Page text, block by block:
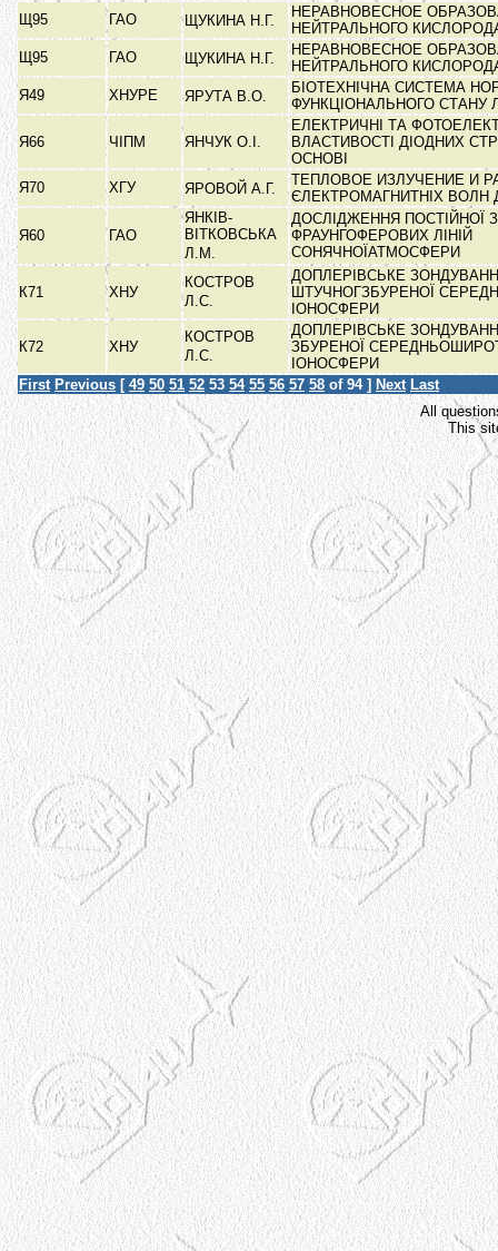
Щ95
ГАО ЩУКИНА Н.Г.
НЕРАВНОВЕСНОЕ
НЕЙТРАЛЬНОГО
Щ95
ГАО ЩУКИНА Н.Г.
НЕРАВНОВЕСНОЕ
НЕЙТРАЛЬНОГО
Я49
ХНУРЕ ЯРУТА В.О.
БІОТЕХНІЧНА СИСТЕМА
ФУНКЦІОНАЛЬНОГО
Я66 ЧІПМ ЯНЧУК О.І.
ЕЛЕКТРИЧНІ ТА
ВЛАСТИВОСТІ ДІОДНИХ
ОСНОВІ
Я70
ХГУ ЯРОВОЙ А.Г.
ТЕПЛОВОЕ ИЗЛУЧЕНИЕ И
ЄЛЕКТРОМАГНИТНІХ
Я60 ГАО
ЯНКІВ-
ВІТКОВСЬКА
Л.М.
ДОСЛІДЖЕННЯ ПОСТІЙНОЇ
ФРАУНГОФЕРОВИХ ЛІНІЙ
СОНЯЧНОЇАТМОСФЕРИ
К71 ХНУ
КОСТРОВ
Л.С.
ДОПЛЕРІВСЬКЕ
ШТУЧНОГЗБУРЕНОЇ
ІОНОСФЕРИ
К72 ХНУ
КОСТРОВ
Л.С.
ДОПЛЕРІВСЬКЕ
ЗБУРЕНОЇ
ІОНОСФЕРИ
First Previous [ 49 50 51 52 53 54 55 56 57 58 of 94 ] Next Last
All
This